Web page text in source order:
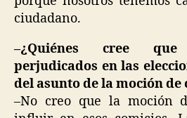
ciudadano.
–¿Quiénes cree
perjudicados en las
del asunto de la moción de
–No creo que la moción